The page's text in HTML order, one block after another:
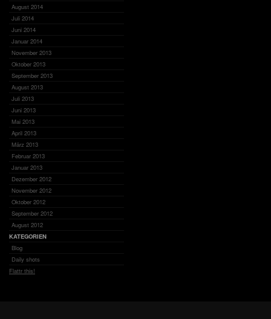
August 2014
Juli 2014
Juni 2014
Januar 2014
November 2013
Oktober 2013
September 2013
August 2013
Juli 2013
Juni 2013
Mai 2013
April 2013
März 2013
Februar 2013
Januar 2013
Dezember 2012
November 2012
Oktober 2012
September 2012
August 2012
KATEGORIEN
Blog
Daily shots
Flattr this!